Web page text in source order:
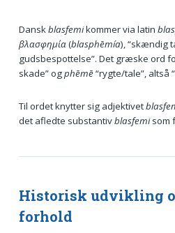
Danskblasfemikommer via latin
βλασφημία(blasphēmía), “skændig
gudsbespottelse”. Det græske ord
skade” ogphēmē“rygte/tale”, altså
Til ordet knytter sig adjektivet
det afledte substantivblasfemisom
Historisk udvikling
forhold